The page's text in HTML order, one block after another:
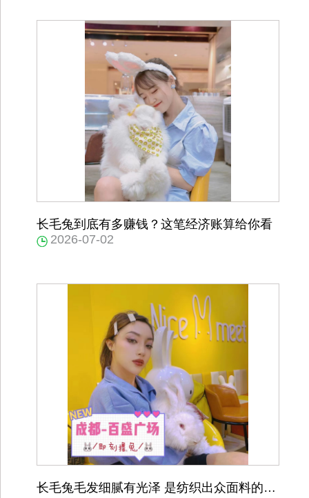
长毛兔到底有多赚钱？这笔经济账算给你看
2026-07-02
长毛兔毛发细腻有光泽 是纺织出众面料的好